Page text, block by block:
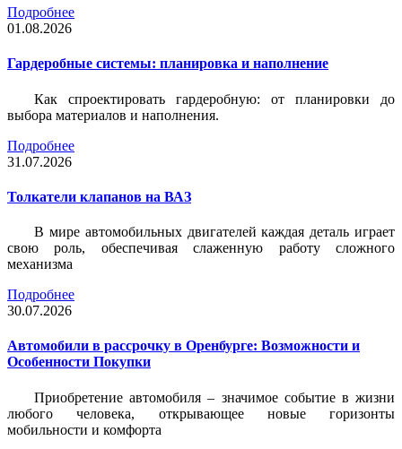
Подробнее
01.08.2026
Гардеробные системы: планировка и наполнение
Как спроектировать гардеробную: от планировки до
выбора материалов и наполнения.
Подробнее
31.07.2026
Толкатели клапанов на ВАЗ
В мире автомобильных двигателей каждая деталь играет
свою роль, обеспечивая слаженную работу сложного
механизма
Подробнее
30.07.2026
Автомобили в рассрочку в Оренбурге: Возможности и
Особенности Покупки
Приобретение автомобиля – значимое событие в жизни
любого человека, открывающее новые горизонты
мобильности и комфорта